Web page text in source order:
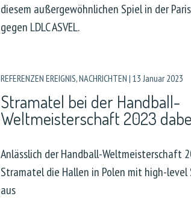
diesem außergewöhnlichen Spiel in der
gegen LDLC ASVEL.
REFERENZEN EREIGNIS,NACHRICHTEN | 13 Januar 2023
Stramatel bei der Handball-
Weltmeisterschaft 2023
Anlässlich der Handball-Weltmeisterschaft
Stramatel die Hallen in Polen mit high-
aus